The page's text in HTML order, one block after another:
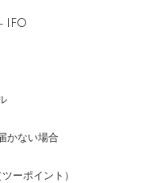
IFO
かない場合
ーポイント）